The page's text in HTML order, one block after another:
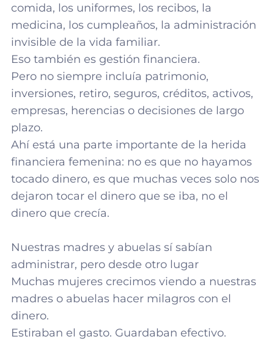
comida, los uniformes, los recibos, la
medicina, los cumpleaños, la administración
invisible de la vida familiar.
Eso también es gestión financiera.
Pero no siempre incluía patrimonio,
inversiones, retiro, seguros, créditos, activos,
empresas, herencias o decisiones de largo
plazo.
Ahí está una parte importante de la herida
financiera femenina: no es que no hayamos
tocado dinero, es que muchas veces solo nos
dejaron tocar el dinero que se iba, no el
dinero que crecía.
Nuestras madres y abuelas sí sabían
administrar, pero desde otro lugar
Muchas mujeres crecimos viendo a nuestras
madres o abuelas hacer milagros con el
dinero.
Estiraban el gasto. Guardaban efectivo.